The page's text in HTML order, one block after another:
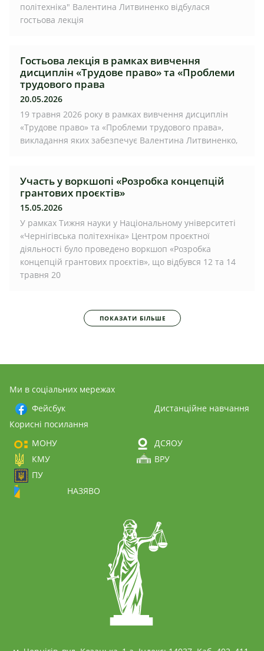
політехніка" Валентина Литвиненко відбулася
гостьова лекція
Гостьова лекція в рамках вивчення
дисциплін «Трудове право» та «Проблеми
трудового права
20.05.2026
19 травня 2026 року в рамках вивчення дисциплін
«Трудове право» та «Проблеми трудового права»,
викладання яких забезпечує Валентина Литвиненко,
Участь у воркшопі «Розробка концепцій
грантових проєктів»
15.05.2026
У рамках Тижня науки у Національному університеті
«Чернігівська політехніка» Центром проєктної
діяльності було проведено воркшоп «Розробка
концепцій грантових проєктів», що відбувся 12 та 14
травня 20
ПОКАЗАТИ БІЛЬШЕ
Ми в соціальних мережах
Фейсбук
Дистанційне навчання
Корисні посилання
МОНУ
ДСЯОУ
КМУ
ВРУ
ПУ
НАЗЯВО